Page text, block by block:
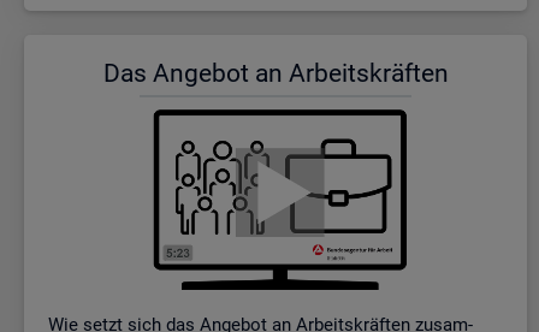
Das An­ge­bot an Ar­beits­kräf­ten
Wie setzt sich das An­ge­bot an Ar­beits­kräf­ten zu­sam­